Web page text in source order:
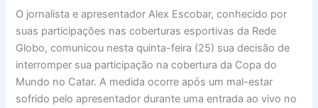
O jornalista e apresentador Alex Escobar, conhecido por
suas participações nas coberturas esportivas da Rede
Globo, comunicou nesta quinta-feira (25) sua decisão de
interromper sua participação na cobertura da Copa do
Mundo no Catar. A medida ocorre após um mal-estar
sofrido pelo apresentador durante uma entrada ao vivo no